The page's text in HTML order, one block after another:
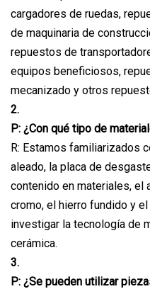
cargadores de ruedas,
de maquinaria de
repuestos de
equipos beneficiosos,
mecanizado y otros
2.
P: ¿Con qué tipo de
R: Estamos familiarizados
aleado, la placa de
contenido en materiales, el
cromo, el hierro fundido y
investigar la tecnología de
cerámica.
3.
P: ¿Se pueden utilizar